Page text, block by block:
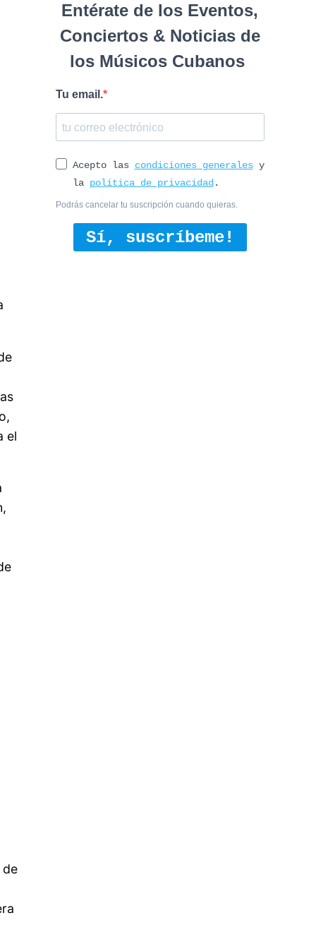
el
de
Entérate de los Eventos,
Conciertos & Noticias de
los Músicos Cubanos
Tu email.
Acepto las condiciones generalesy
la política de privacidad .
Podrás cancelar tu suscripción cuando quieras.
Sí, suscríbeme!